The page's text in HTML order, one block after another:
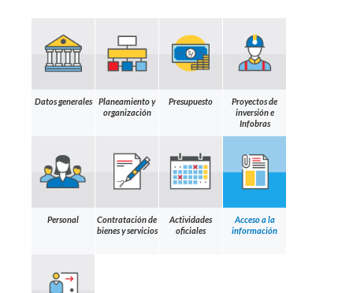
Datos generales
Planeamiento y
organización
Presupuesto
Proyectos de
inversión e
Infobras
Personal
Contratación de
bienes y servicios
Actividades
oficiales
Acceso a la
información